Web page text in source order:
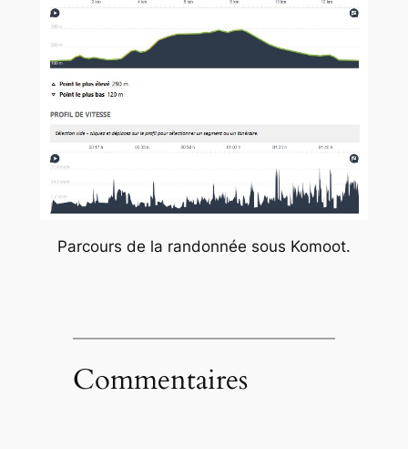
Parcours de la randonnée sous Komoot.
Commentaires